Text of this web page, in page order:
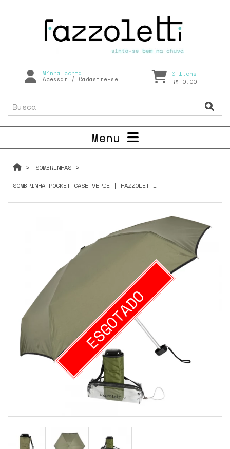
Minha conta
Acessar / Cadastre-se
0 Itens
R$ 0,00
Menu
SOMBRINHAS
SOMBRINHA POCKET CASE VERDE | FAZZOLETTI
ESGOTADO